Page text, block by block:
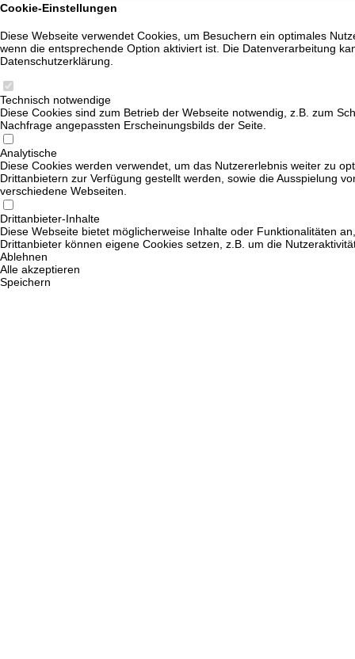
Cookie-Einstellungen
Diese Webseite verwendet Cookies, um Besuchern ein optimales
wenn die entsprechende Option aktiviert ist. Die Datenverarbeitung
Datenschutzerklärung.
Technisch notwendige
Diese Cookies sind zum Betrieb der Webseite notwendig, z.B. zum
Nachfrage angepassten Erscheinungsbilds der Seite.
Analytische
Diese Cookies werden verwendet, um das Nutzererlebnis weiter zu
Drittanbietern zur Verfügung gestellt werden, sowie die Ausspielung
verschiedene Webseiten.
Drittanbieter-Inhalte
Diese Webseite bietet möglicherweise Inhalte oder Funktionalitäten
Drittanbieter können eigene Cookies setzen, z.B. um die
Ablehnen
Alle akzeptieren
Speichern